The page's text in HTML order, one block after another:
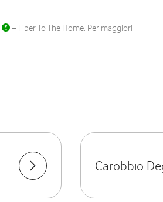
– Fiber To The Home. Per maggiori
Carobbio